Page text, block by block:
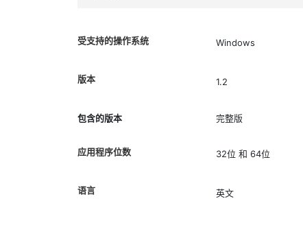
受支持的操作系统 Windows
版本 1.2
包含的版本 完整版
应用程序位数 32位 和 64位
语言 英文